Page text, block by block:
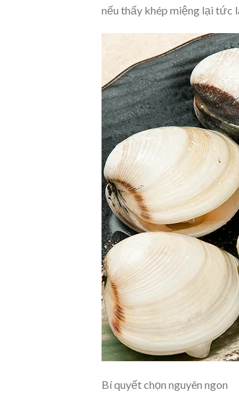
nếu thấy khép miệng lại tức
Bí quyết chọn nguyên ngon